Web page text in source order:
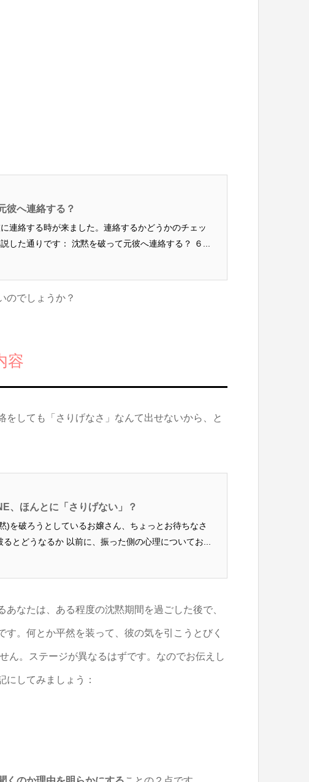
彼へ連絡する？
連絡する時が来ました。連絡するかどうかのチェッ
した通りです： 沈黙を破って元彼へ連絡する？ ６...
のでしょうか？
容
しても「さりげなさ」なんて出せないから、と
、ほんとに「さりげない」？
)を破ろうとしているお嬢さん、ちょっとお待ちなさ
とどうなるか 以前に、振った側の心理についてお...
なたは、ある程度の沈黙期間を過ごした後で、
。何とか平然を装って、彼の気を引こうとびく
ん。ステージが異なるはずです。なのでお伝えし
にしてみましょう：